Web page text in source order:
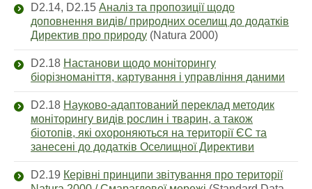
D2.14, D2.15 Аналіз та пропозиції щодо
доповнення видів/ природних оселищ до додатків
Директив про природу (Natura 2000)
D2.18 Настанови щодо моніторингу
біорізноманіття, картування і управління даними
D2.18 Науково-адаптований переклад методик
монiторингу видiв рослин i тварин, а також
бiотопiв, які охороняються на території ЄС та
занесені до додатків Оселищної Директиви
D2.19 Керівні принципи звітування про території